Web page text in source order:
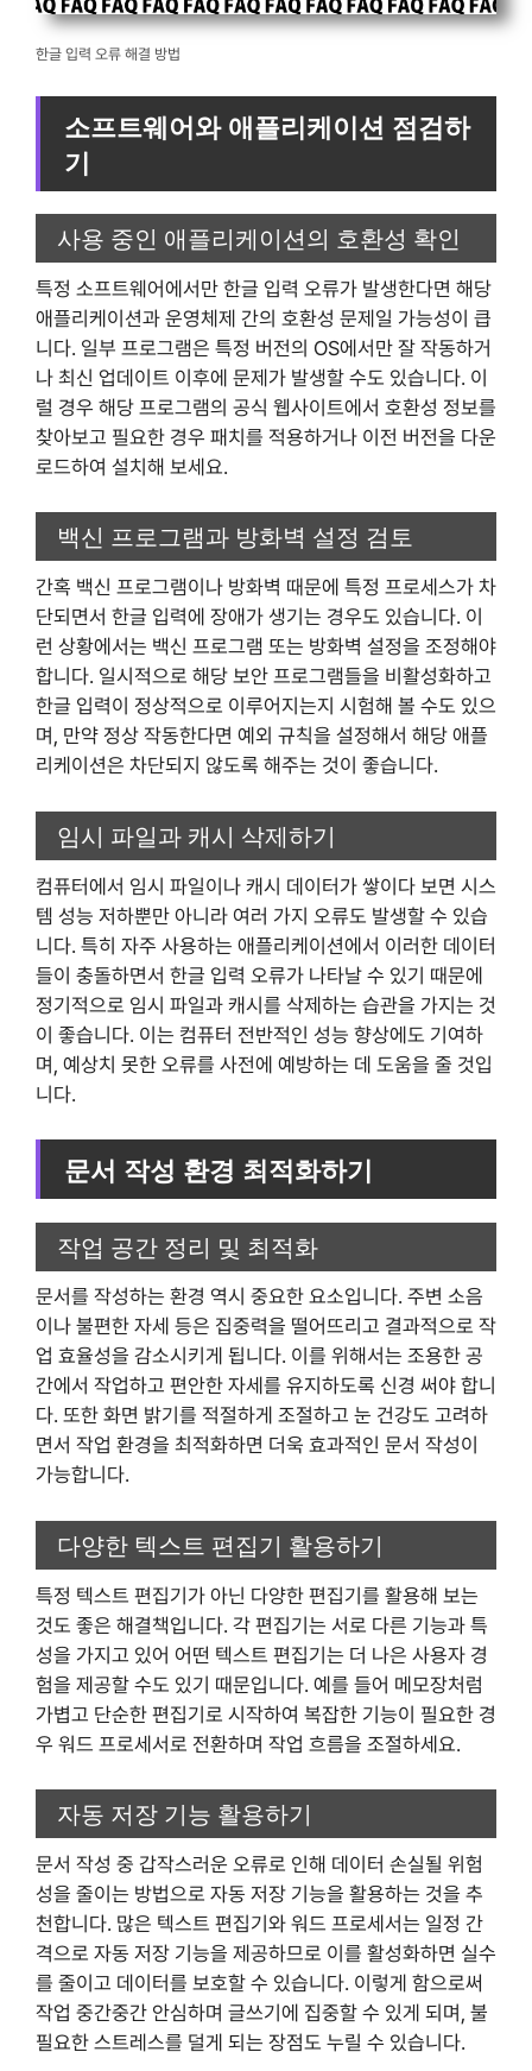
한글 입력 오류 해결 방법
소프트웨어와 애플리케이션 점검하
기
사용 중인 애플리케이션의 호환성 확인
특정 소프트웨어에서만 한글 입력 오류가 발생한다면 해당
애플리케이션과 운영체제 간의 호환성 문제일 가능성이 큽
니다. 일부 프로그램은 특정 버전의 OS에서만 잘 작동하거
나 최신 업데이트 이후에 문제가 발생할 수도 있습니다. 이
럴 경우 해당 프로그램의 공식 웹사이트에서 호환성 정보를
찾아보고 필요한 경우 패치를 적용하거나 이전 버전을 다운
로드하여 설치해 보세요.
백신 프로그램과 방화벽 설정 검토
간혹 백신 프로그램이나 방화벽 때문에 특정 프로세스가 차
단되면서 한글 입력에 장애가 생기는 경우도 있습니다. 이
런 상황에서는 백신 프로그램 또는 방화벽 설정을 조정해야
합니다. 일시적으로 해당 보안 프로그램들을 비활성화하고
한글 입력이 정상적으로 이루어지는지 시험해 볼 수도 있으
며, 만약 정상 작동한다면 예외 규칙을 설정해서 해당 애플
리케이션은 차단되지 않도록 해주는 것이 좋습니다.
임시 파일과 캐시 삭제하기
컴퓨터에서 임시 파일이나 캐시 데이터가 쌓이다 보면 시스
템 성능 저하뿐만 아니라 여러 가지 오류도 발생할 수 있습
니다. 특히 자주 사용하는 애플리케이션에서 이러한 데이터
들이 충돌하면서 한글 입력 오류가 나타날 수 있기 때문에
정기적으로 임시 파일과 캐시를 삭제하는 습관을 가지는 것
이 좋습니다. 이는 컴퓨터 전반적인 성능 향상에도 기여하
며, 예상치 못한 오류를 사전에 예방하는 데 도움을 줄 것입
니다.
문서 작성 환경 최적화하기
작업 공간 정리 및 최적화
문서를 작성하는 환경 역시 중요한 요소입니다. 주변 소음
이나 불편한 자세 등은 집중력을 떨어뜨리고 결과적으로 작
업 효율성을 감소시키게 됩니다. 이를 위해서는 조용한 공
간에서 작업하고 편안한 자세를 유지하도록 신경 써야 합니
다. 또한 화면 밝기를 적절하게 조절하고 눈 건강도 고려하
면서 작업 환경을 최적화하면 더욱 효과적인 문서 작성이
가능합니다.
다양한 텍스트 편집기 활용하기
특정 텍스트 편집기가 아닌 다양한 편집기를 활용해 보는
것도 좋은 해결책입니다. 각 편집기는 서로 다른 기능과 특
성을 가지고 있어 어떤 텍스트 편집기는 더 나은 사용자 경
험을 제공할 수도 있기 때문입니다. 예를 들어 메모장처럼
가볍고 단순한 편집기로 시작하여 복잡한 기능이 필요한 경
우 워드 프로세서로 전환하며 작업 흐름을 조절하세요.
자동 저장 기능 활용하기
문서 작성 중 갑작스러운 오류로 인해 데이터 손실될 위험
성을 줄이는 방법으로 자동 저장 기능을 활용하는 것을 추
천합니다. 많은 텍스트 편집기와 워드 프로세서는 일정 간
격으로 자동 저장 기능을 제공하므로 이를 활성화하면 실수
를 줄이고 데이터를 보호할 수 있습니다. 이렇게 함으로써
작업 중간중간 안심하며 글쓰기에 집중할 수 있게 되며, 불
필요한 스트레스를 덜게 되는 장점도 누릴 수 있습니다.